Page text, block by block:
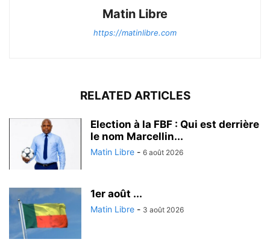
Matin Libre
https://matinlibre.com
RELATED ARTICLES
Election à la FBF : Qui est derrière
le nom Marcellin...
Matin Libre - 6 août 2026
1er août ...
Matin Libre - 3 août 2026